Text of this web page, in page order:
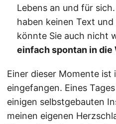
Lebens an und für
haben keinen Text
könnte Sie auch nicht
einfach spontan in die
Einer dieser Momente ist
eingefangen. Eines
einigen selbstgebauten
meinen eigenen